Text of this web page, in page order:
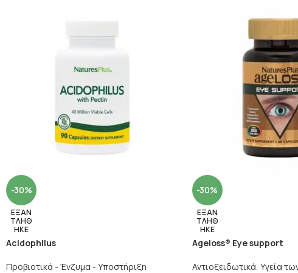
-30%
ΕΞΑΝ
ΤΛΗΘ
ΗΚΕ
Acidophilus
Προβιοτικά - Ένζυμα - Υποστήριξη
-30%
ΕΞΑΝ
ΤΛΗΘ
ΗΚΕ
Ageloss® Eye support
Αντιοξειδωτικά Υγεία